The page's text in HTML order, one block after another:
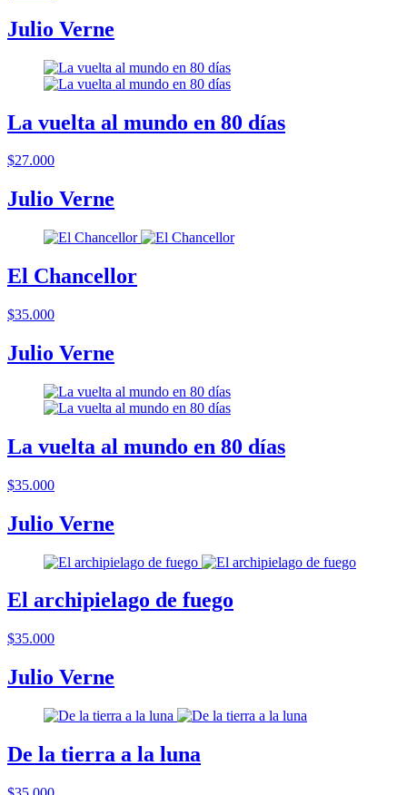
Julio Verne
La vuelta al mundo en 80 días
$27.000
Julio Verne
El Chancellor
$35.000
Julio Verne
La vuelta al mundo en 80 días
$35.000
Julio Verne
El archipielago de fuego
$35.000
Julio Verne
De la tierra a la luna